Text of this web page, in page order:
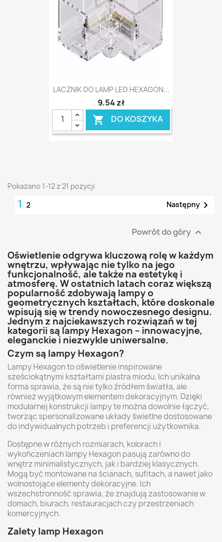
LACZNIK DO LAMP LED HEXAGON...
9,54 zł
 DO KOSZYKA
Pokazano 1-12 z 21 pozycji
1 2 Następny 
Powrót do góry 
Oświetlenie odgrywa kluczową rolę w każdym
wnętrzu, wpływając nie tylko na jego
funkcjonalność, ale także na estetykę i
atmosferę. W ostatnich latach coraz większą
popularność zdobywają lampy o
geometrycznych kształtach, które doskonale
wpisują się w trendy nowoczesnego designu.
Jednym z najciekawszych rozwiązań w tej
kategorii są lampy Hexagon – innowacyjne,
eleganckie i niezwykle uniwersalne.
Czym są lampy Hexagon?
Lampy Hexagon to oświetlenie inspirowane
sześciokątnymi kształtami plastra miodu. Ich unikalna
forma sprawia, że są nie tylko źródłem światła, ale
również wyjątkowym elementem dekoracyjnym. Dzięki
modularnej konstrukcji lampy te można dowolnie łączyć,
tworząc spersonalizowane układy świetlne dostosowane
do indywidualnych potrzeb i preferencji użytkownika.
Dostępne w różnych rozmiarach, kolorach i
wykończeniach lampy Hexagon pasują zarówno do
wnętrz minimalistycznych, jak i bardziej klasycznych.
Mogą być montowane na ścianach, sufitach, a nawet jako
wolnostojące elementy dekoracyjne. Ich
wszechstronność sprawia, że znajdują zastosowanie w
domach, biurach, restauracjach czy przestrzeniach
komercyjnych.
Zalety lamp Hexagon